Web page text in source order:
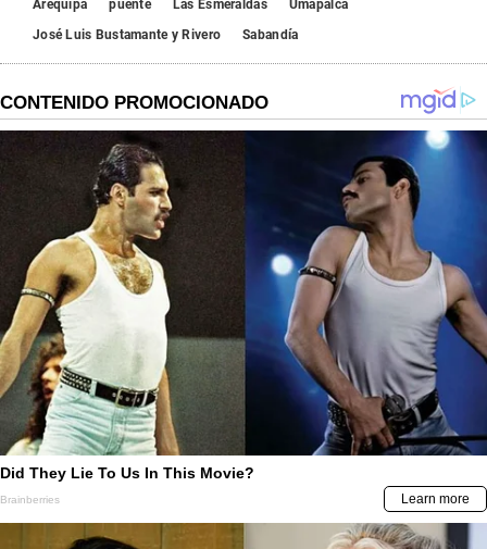
Arequipa puente Las Esmeraldas
Umapalca
José Luis Bustamante y Rivero
Sabandía